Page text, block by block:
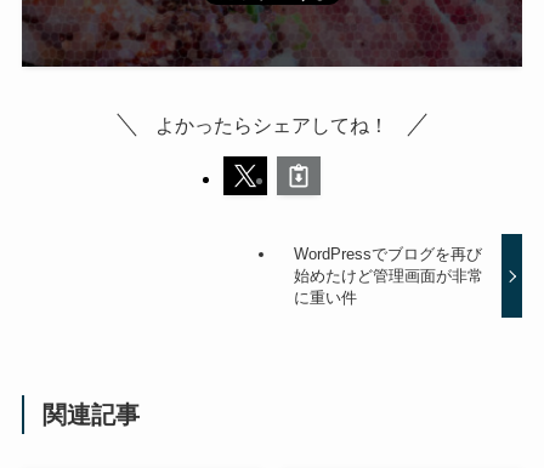
よかったらシェアしてね！
WordPressでブログを再び
始めたけど管理画面が非常
に重い件
関連記事